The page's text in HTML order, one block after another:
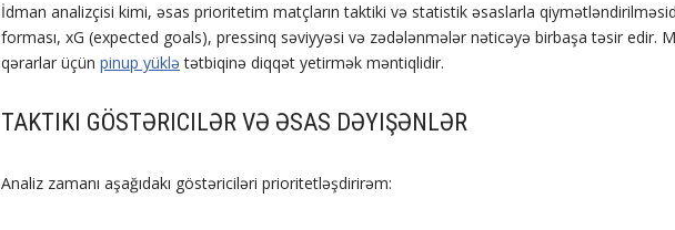
İdman analizçisi kimi, əsas prioritetim matçların taktiki və statistik əsaslarla
forması, xG (expected goals), pressinq səviyyəsi və zədələnmələr nəticəyə birbaşa təsir edir.
qərarlar üçün pinup yüklə tətbiqinə diqqət yetirmək məntiqlidir.
TAKTIKI GÖSTƏRICILƏR VƏ ƏSAS DƏYIŞƏNLƏR
Analiz zamanı aşağıdakı göstəriciləri prioritetləşdirirəm: